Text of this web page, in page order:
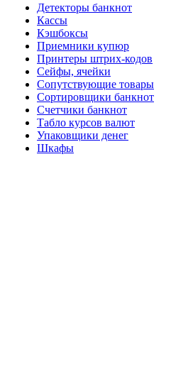
Детекторы банкнот
Кассы
Кэшбоксы
Приемники купюр
Принтеры штрих-кодов
Сейфы, ячейки
Сопутствующие товары
Сортировщики банкнот
Счетчики банкнот
Табло курсов валют
Упаковщики денег
Шкафы